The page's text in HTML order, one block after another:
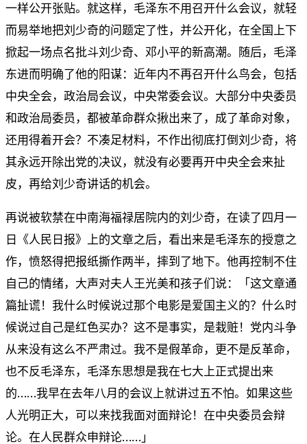
一样公开张贴。就这样，毛泽东不用召开什么会议，就轻
而易举地把刘少奇的问题定了性，并公开化，在全国上下
掀起一场点名批斗刘少奇、邓小平的新高潮。随后，毛泽
东进而明确了他的阳谋：近年内不再召开什么鸟会，包括
中央全会，政治局会议，中央常委会议。大部分中央委员
和政治局委员，都被革命群众揪出来了，成了革命对象，
还用得着开会？不凑足材料，不作出彻底打倒刘少奇，将
其永远开除出党的决议，就没有必要再开中央全会来扯
皮，再给刘少奇讲话的机会。
再说被软禁在中南海福禄居院内的刘少奇，在读了四月一
日《人民日报》上的文章之后，看出来是毛泽东的授意之
作，愤怒得把报纸撕作两半，摔到了地下。他再控制不住
自己的情绪，大声对夫人王光美和孩子们说：「这文章通
篇扯谎！我什么时候说过那个电影是爱国主义的？什么时
候说过自己是红色买办？这不是事实，是栽赃！党内斗争
从来没有这么不严肃过。我不是假革命，更不是反革命，
也不反毛泽东，毛泽东思想是我在七大上正式提出来
的……我早在去年八月的会议上就讲过五不怕。如果这些
人光明正大，可以来找我面对面辩论！在中央委员会辩
论。在人民群众申辩论……」